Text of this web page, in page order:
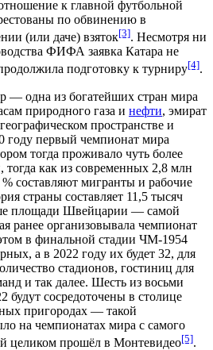
к главной футбольной
по обвинению в
(или даче) взяток[3]. Несмотря ни
ФИФА заявка Катара не
подготовку к турниру[4].
— одна из богатейших стран мира
природного газа и нефти, эмират
пространстве и
году первый чемпионат мира
тогда проживало чуть более
как из современных 2,8 млн
составляют мигранты и рабочие
страны составляет 11,5 тысяч
площади Швейцарии — самой
ранее организовывала чемпионат
в финальной стадии ЧМ-1954
а в 2022 году их будет 32, для
стадионов, гостиниц для
и так далее. Шесть из восьми
будут сосредоточены в столице
пригородах — такой
на чемпионатах мира с самого
целиком прошёл в Монтевидео[5].